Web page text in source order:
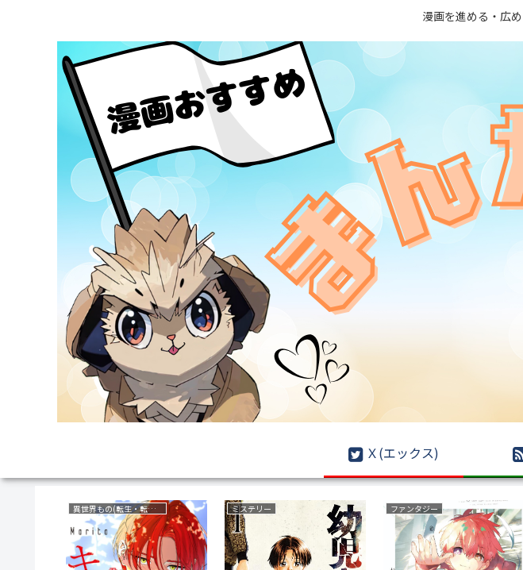
漫画を進める・広
Ｘ(エックス)
異世界もの(転生・転移・成り上がり・異世界ファンタジー) ミステリー ファンタジー